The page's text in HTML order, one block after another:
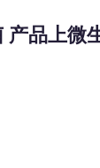
核
品上微